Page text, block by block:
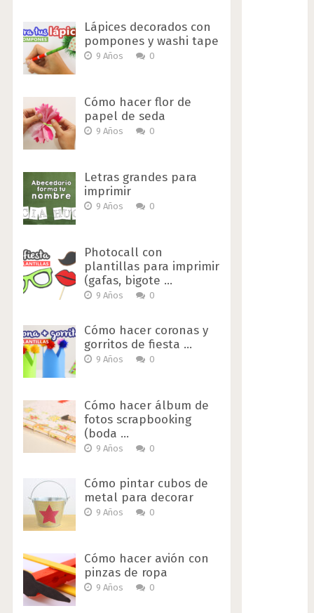
Lápices decorados con
pompones y washi tape
9 Años 0
Cómo hacer flor de
papel de seda
9 Años 0
Letras grandes para
imprimir
9 Años 0
Photocall con
plantillas para imprimir
(gafas, bigote …
9 Años 0
Cómo hacer coronas y
gorritos de fiesta …
9 Años 0
Cómo hacer álbum de
fotos scrapbooking
(boda …
9 Años 0
Cómo pintar cubos de
metal para decorar
9 Años 0
Cómo hacer avión con
pinzas de ropa
9 Años 0